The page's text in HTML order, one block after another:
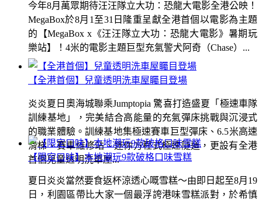
【全港首個】兒童透明洗車屋矚目登場
炎炎夏日奧海城聯乘Jumptopia 驚喜打造盛夏「極速車隊
訓練基地」，完美結合高能量的充氣彈床挑戰與沉浸式
的職業體驗。訓練基地集極速賽車巨型彈床、6.5米高速
滑梯、賽車維修站、迷你方程式極速隧道，更設有全港
首個兒童透明洗車屋...
今年8月萬眾期待汪汪隊立大功：恐龍大電影全港公映！
MegaBox於8月1至31日隆重呈獻全港首個以電影為主題
的【MegaBox x《汪汪隊立大功：恐龍大電影》暑期玩
樂站】！4米的電影主題巨型充氣警犬阿奇（Chase）...
【限定口味】本地潮玩9款破格口味雪糕
夏日炎炎當然要食返杯涼透心嘅雪糕～由即日起至8月19
日，利園區帶比大家一個最浮誇港味雪糕派對，於希慎